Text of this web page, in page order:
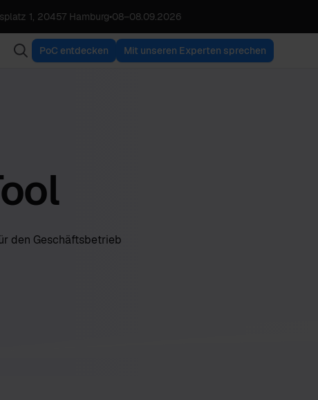
1, 20457 Hamburg•08–08.09.2026
PoC entdecken Mit unseren Experten sprechen
den Geschäftsbetrieb